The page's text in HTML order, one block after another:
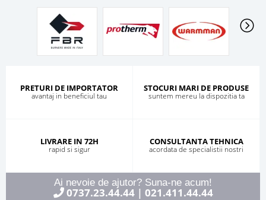
PRETURI DE IMPORTATOR
avantaj in beneficiul tau
STOCURI MARI DE PRODUSE
suntem mereu la dispozitia ta
LIVRARE IN 72H
rapid si sigur
CONSULTANTA TEHNICA
acordata de specialistii nostri
Ai nevoie de ajutor? Suna-ne acum!
0737.23.44.44| 021.411.44.44